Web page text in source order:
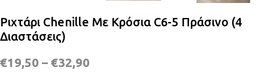
Ριχτάρι Chenille Με Κρόσια C6-5 Πράσινο (4
Διαστάσεις)
€19,50 – €32,90